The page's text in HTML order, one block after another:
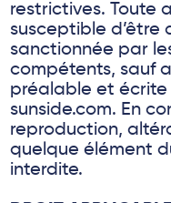
restrictives. Toute
susceptible
sanctionnée par
compétents, sauf
préalable et écrite
sunside.com. En
reproduction,
quelque élément
interdite.